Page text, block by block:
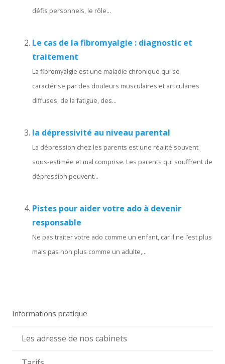
défis personnels, le rôle...
Le cas de la fibromyalgie : diagnostic et
traitement
La fibromyalgie est une maladie chronique qui se
caractérise par des douleurs musculaires et articulaires
diffuses, de la fatigue, des...
la dépressivité au niveau parental
La dépression chez les parents est une réalité souvent
sous-estimée et mal comprise. Les parents qui souffrent de
dépression peuvent...
Pistes pour aider votre ado à devenir
responsable
Ne pas traiter votre ado comme un enfant, car il ne l’est plus
mais pas non plus comme un adulte,...
Informations pratique
Les adresse de nos cabinets